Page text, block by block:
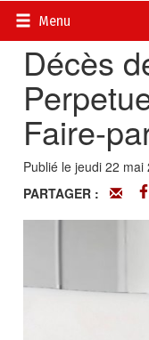
Menu
Accueil>
Décès
Faire-
Publié le jeudi 22
PARTAGER :